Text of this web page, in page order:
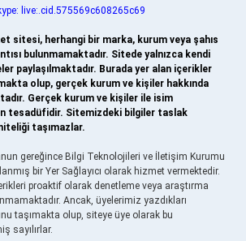
live:.cid.575569c608265c69
sitesi, herhangi bir marka, kurum veya şahıs
bulunmamaktadır. Sitede yalnızca kendi
paylaşılmaktadır. Burada yer alan içerikler
olup, gerçek kurum ve kişiler hakkında
Gerçek kurum ve kişiler ile isim
tesadüfidir. Sitemizdeki bilgiler taslak
taşımazlar.
gereğince Bilgi Teknolojileri ve İletişim Kurumu
bir Yer Sağlayıcı olarak hizmet vermektedir.
proaktif olarak denetleme veya araştırma
Ancak, üyelerimiz yazdıkları
taşımakta olup, siteye üye olarak bu
sayılırlar.